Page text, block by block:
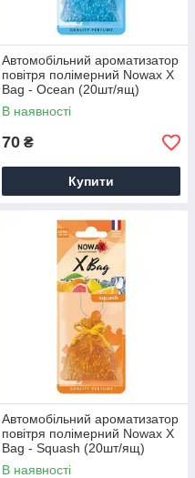
Автомобільний ароматизатор
повітря полімерний Nowax X
Bag - Ocean (20шт/ящ)
В наявності
70 ₴
Купити
Автомобільний ароматизатор
повітря полімерний Nowax X
Bag - Squash (20шт/ящ)
В наявності